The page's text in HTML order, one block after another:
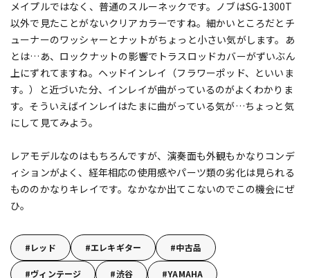
メイプルではなく、普通のスルーネックです。ノブはSG-1300T
以外で見たことがないクリアカラーですね。細かいところだとチ
ューナーのワッシャーとナットがちょっと小さい気がします。あ
とは…あ、ロックナットの影響でトラスロッドカバーがずいぶん
上にずれてますね。ヘッドインレイ（フラワーポッド、といいま
す。）と近づいた分、インレイが曲がっているのがよくわかりま
す。そういえばインレイはたまに曲がっている気が…ちょっと気
にして見てみよう。
レアモデルなのはもちろんですが、演奏面も外観もかなりコンデ
ィションがよく、経年相応の使用感やパーツ類の劣化は見られる
もののかなりキレイです。なかなか出てこないのでこの機会にぜ
ひ。
レッド エレキギター 中古品
ヴィンテージ 渋谷 YAMAHA